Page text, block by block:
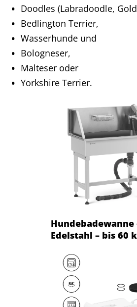
Doodles (Labradoodle,
Bedlington Terrier,
Wasserhunde und
Bologneser,
Malteser oder
Yorkshire Terrier.
Hundebadewanne
Edelstahl – bis 60